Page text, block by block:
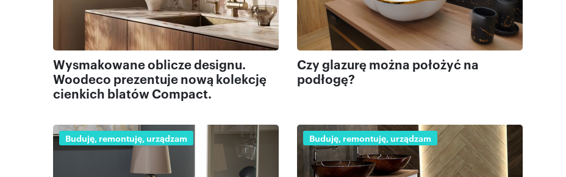
Wysmakowane oblicze designu.
Woodeco prezentuje nową kolekcję
cienkich blatów Compact.
Czy glazurę można położyć na
podłogę?
Buduję, remontuję, urządzam Buduję, remontuję, urządzam